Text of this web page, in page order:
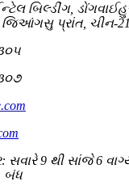
બિલ્ડીંગ,
જિઆંગસુ પ્રાંત, ચીન-
સવારે 9 થી સાંજે 6
બંધ